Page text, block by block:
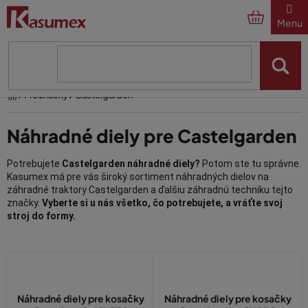
Prejsť
obsah
Pre značky Castelgarden
Náhradné diely pre Castelgarden
Potrebujete Castelgarden náhradné diely? Potom ste tu správne.
Kasumex má pre vás široký sortiment náhradných dielov na
záhradné traktory Castelgarden a ďalšiu záhradnú techniku tejto
značky. Vyberte si u nás všetko, čo potrebujete, a vráťte svoj
stroj do formy.
Náhradné diely pre kosačky
Náhradné diely pre kosačky